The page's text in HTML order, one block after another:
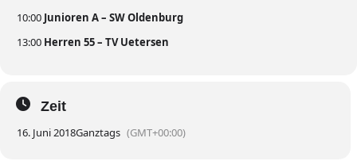
10:00 Junioren A – SW Oldenburg
13:00 Herren 55 – TV Uetersen
Zeit
16. Juni 2018Ganztags (GMT+00:00)